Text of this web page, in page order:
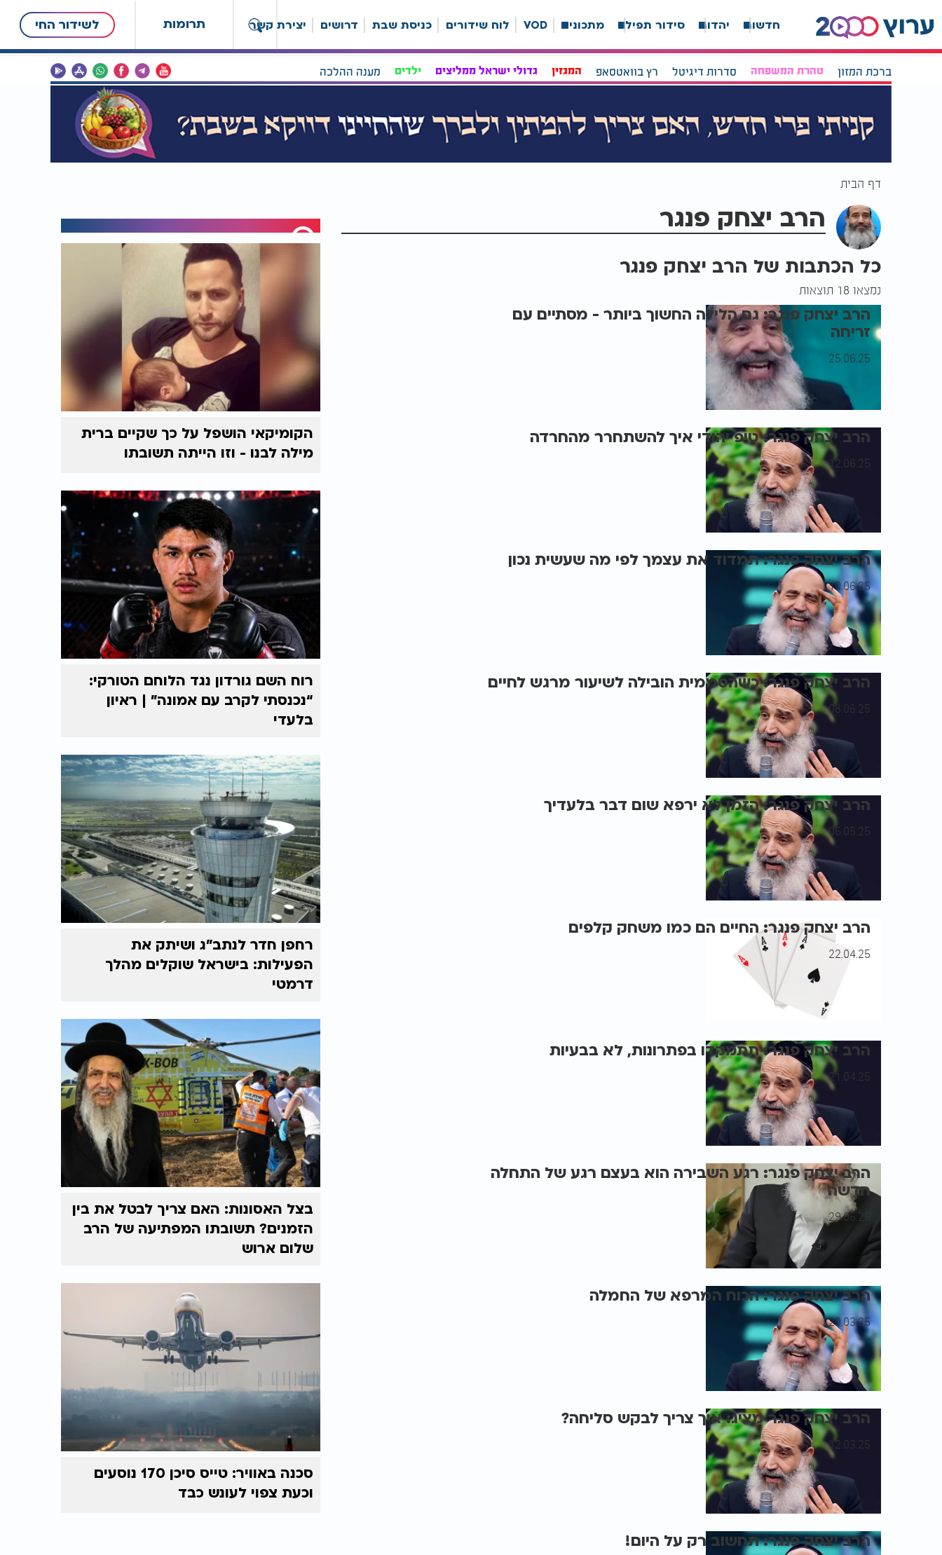
תרומות לשידור החי חדשות יהדות סידור תפילה מתכונים VOD לוח שידורים כניסת שבת דרושים יצירת קשר
ברכת המזון טהרת המשפחה סדרות דיגיטל רץ בוואטסאפ המגזין גדולי ישראל ממליצים ילדים מענה ההלכה
דף הבית
הרב יצחק פנגר
כל הכתבות של הרב יצחק פנגר
נמצאו 18 תוצאות
הרב יצחק פנגר: גם הלילה החשוך ביותר - מסתיים עם
זריחה
25.06.25
הרב יצחק פנגר: טיפ יהודי איך להשתחרר מהחרדה
12.06.25
הרב יצחק פנגר: תמדוד את עצמך לפי מה שעשית נכון
10.06.25
הרב יצחק פנגר: כשהסממית הובילה לשיעור מרגש לחיים
08.06.25
הרב יצחק פנגר: הזמן לא ירפא שום דבר בלעדיך
06.05.25
הרב יצחק פנגר: החיים הם כמו משחק קלפים
22.04.25
הרב יצחק פנגר: תתמקדו בפתרונות, לא בבעיות
21.04.25
הרב יצחק פנגר: רגע השבירה הוא בעצם רגע של התחלה
חדשה
29.06.25
הרב יצחק פנגר: הכוח המרפא של החמלה
20.03.25
הרב יצחק פנגר מציג: איך צריך לבקש סליחה?
12.03.25
הרב יצחק פנגר: תחשוב רק על היום!
הקומיקאי הושפל על כך שקיים ברית
מילה לבנו - וזו הייתה תשובתו
רוח השם גורדון נגד הלוחם הטורקי:
“נכנסתי לקרב עם אמונה” | ראיון
בלעדי
רחפן חדר לנתב"ג ושיתק את
הפעילות: בישראל שוקלים מהלך
דרמטי
בצל האסונות: האם צריך לבטל את בין
הזמנים? תשובתו המפתיעה של הרב
שלום ארוש
סכנה באוויר: טייס סיכן 170 נוסעים
וכעת צפוי לעונש כבד